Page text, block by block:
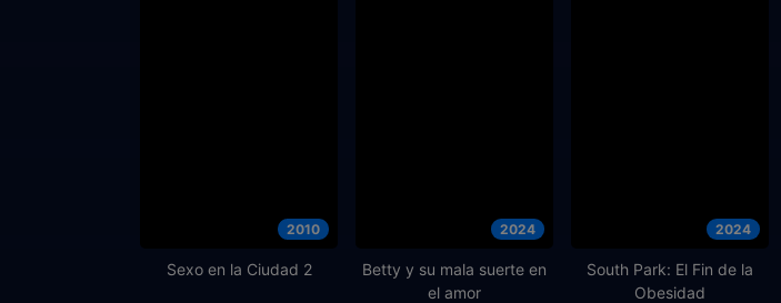
2010
Sexo en la Ciudad 2
2024
Betty y su mala suerte en
el amor
2024
South Park: El Fin de la
Obesidad